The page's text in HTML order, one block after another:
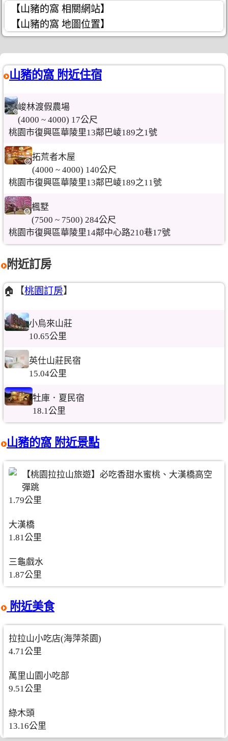
【山豬的窩 相關網站】
【山豬的窩 地圖位置】
山豬的窩 附近住宿
峻林渡假農場
(4000 ~ 4000) 17公尺
桃園市復興區華陵里13鄰巴崚189之1號
拓荒者木屋
(4000 ~ 4000) 140公尺
桃園市復興區華陵里13鄰巴崚189之11號
楓墅
(7500 ~ 7500) 284公尺
桃園市復興區華陵里14鄰中心路210巷17號
附近訂房
🏠【桃園訂房】
小烏來山莊
10.65公里
英仕山莊民宿
15.04公里
牡庫．夏民宿
18.1公里
山豬的窩 附近景點
【桃園拉拉山旅遊】必吃香甜水蜜桃、大漢橋高空
彈跳
1.79公里
大漢橋
1.81公里
三龜戲水
1.87公里
附近美食
拉拉山小吃店(海萍茶園)
4.71公里
萬里山園小吃部
9.51公里
綠木頭
13.16公里